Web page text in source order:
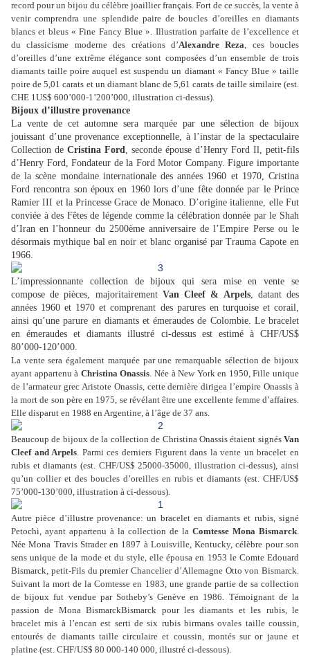
record pour un bijou du célèbre joaillier français. Fort de ce succès, la vente à
venir comprendra une splendide paire de boucles d’oreilles en diamants
blancs et bleus « Fine Fancy Blue ». Illustration parfaite de l’excellence et
du classicisme moderne des créations d’Alexandre Reza, ces boucles
d’oreilles d’une extrême élégance sont composées d’un ensemble de trois
diamants taille poire auquel est suspendu un diamant « Fancy Blue » taille
poire de 5,01 carats et un diamant blanc de 5,61 carats de taille similaire (est.
CHE 1US$ 600’000-1’200’000, illustration ci-dessus).
Bijoux d’illustre provenance
La vente de cet automne sera marquée par une sélection de bijoux
jouissant d’une provenance exceptionnelle, à l’instar de la spectaculaire
Collection de Cristina Ford, seconde épouse d’Henry Ford Il, petit-fils
d’Henry Ford, Fondateur de la Ford Motor Company. Figure importante
de la scène mondaine internationale des années 1960 et 1970, Cristina
Ford rencontra son époux en 1960 lors d’une fête donnée par le Prince
Ramier III et la Princesse Grace de Monaco. D’origine italienne, elle Fut
conviée à des Fêtes de légende comme la célébration donnée par le Shah
d’Iran en l’honneur du 2500ème anniversaire de l’Empire Perse ou le
désormais mythique bal en noir et blanc organisé par Trauma Capote en
1966.
L’impressionnante collection de bijoux qui sera mise en vente se
compose de pièces, majoritairement Van Cleef & Arpels, datant des
années 1960 et 1970 et comprenant des parures en turquoise et corail,
ainsi qu’une parure en diamants et émeraudes de Colombie. Le bracelet
en émeraudes et diamants illustré ci-dessus est estimé à CHF/US$
80’000-120’000.
La vente sera également marquée par une remarquable sélection de bijoux
ayant appartenu à Christina Onassis. Née à New York en 1950, Fille unique
de l’armateur grec Aristote Onassis, cette dernière dirigea l’empire Onassis à
la mort de son père en 1975, se révélant être une excellente femme d’affaires.
Elle disparut en 1988 en Argentine, à l’âge de 37 ans.
Beaucoup de bijoux de la collection de Christina Onassis étaient signés Van
Cleef and Arpels. Parmi ces derniers Figurent dans la vente un bracelet en
rubis et diamants (est. CHF/US$ 25000-35000, illustration ci-dessus), ainsi
qu’un collier et des boucles d’oreilles en rubis et diamants (est. CHF/US$
75’000-130’000, illustration à ci-dessous).
Autre pièce d’illustre provenance: un bracelet en diamants et rubis, signé
Petochi, ayant appartenu à la collection de la Comtesse Mona Bismarck.
Née Mona Travis Strader en 1897 à Louisville, Kentucky, célèbre pour son
sens unique de la mode et du style, elle épousa en 1953 le Comte Edouard
Bismarck, petit-Fils du premier Chancelier d’Allemagne Otto von Bismarck.
Suivant la mort de la Comtesse en 1983, une grande partie de sa collection
de bijoux fut vendue par Sotheby’s Genève en 1986. Témoignant de la
passion de Mona BismarckBismarck pour les diamants et les rubis, le
bracelet mis à l’encan est serti de six rubis birmans ovales taille coussin,
entourés de diamants taille circulaire et coussin, montés sur or jaune et
platine (est. CHF/US$ 80 000-140 000, illustré ci-dessous).